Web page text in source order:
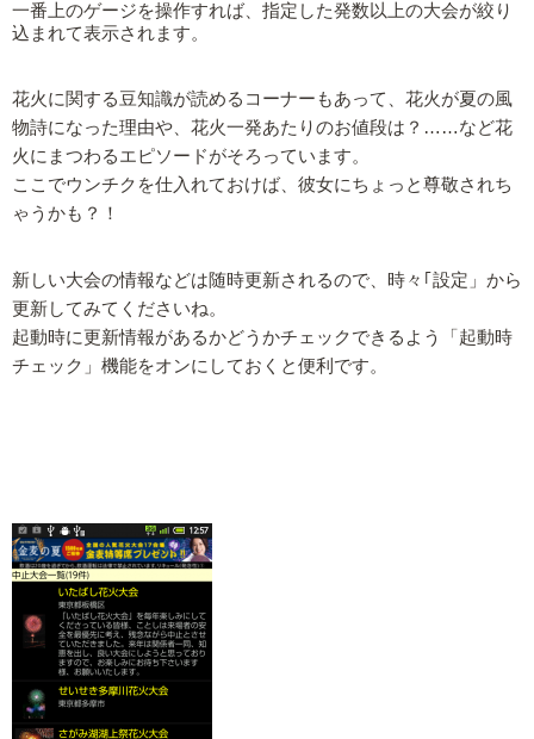
一番上のゲージを操作すれば、指定した発数以上の大会が絞り
込まれて表示されます。
花火に関する豆知識が読めるコーナーもあって、花火が夏の風
物詩になった理由や、花火一発あたりのお値段は？……など花
火にまつわるエピソードがそろっています。
ここでウンチクを仕入れておけば、彼女にちょっと尊敬されち
ゃうかも？！
新しい大会の情報などは随時更新されるので、時々｢設定」から
更新してみてくださいね。
起動時に更新情報があるかどうかチェックできるよう「起動時
チェック」機能をオンにしておくと便利です。